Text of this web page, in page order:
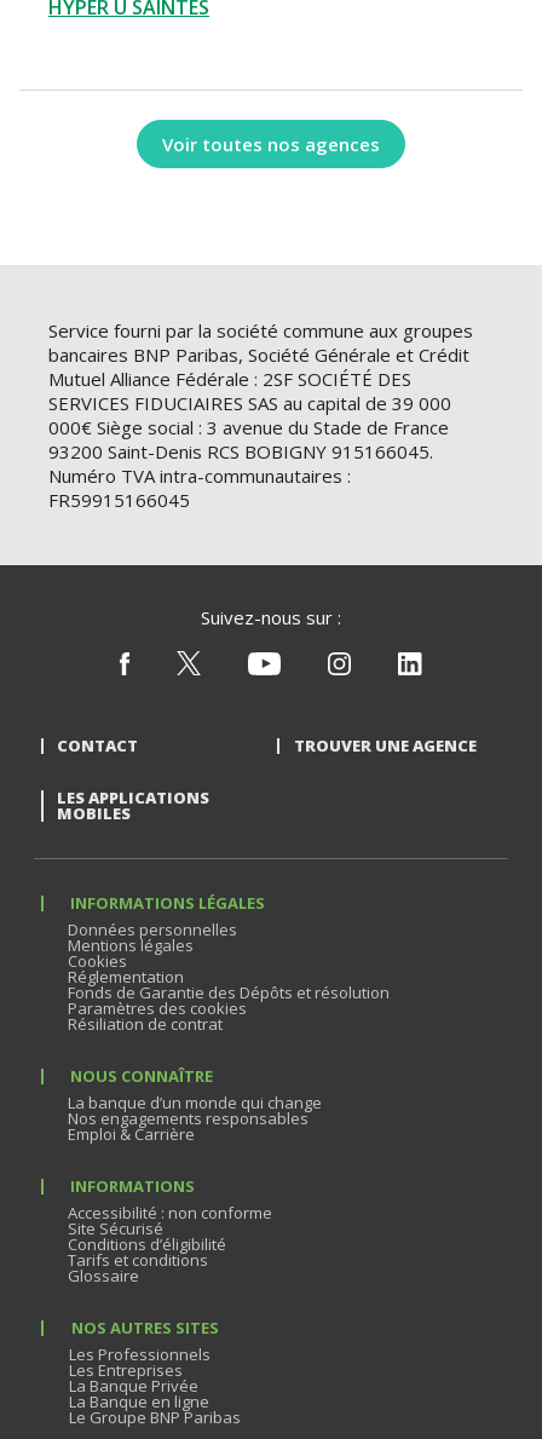
HYPER U SAINTES
Voir toutes nos agences
Service fourni par la société commune aux groupes
bancaires BNP Paribas, Société Générale et Crédit
Mutuel Alliance Fédérale : 2SF SOCIÉTÉ DES
SERVICES FIDUCIAIRES SAS au capital de 39 000
000€ Siège social : 3 avenue du Stade de France
93200 Saint-Denis RCS BOBIGNY 915166045.
Numéro TVA intra-communautaires :
FR59915166045
Suivez-nous sur :
CONTACT TROUVER UNE AGENCE
LES APPLICATIONS
MOBILES
INFORMATIONS LÉGALES
Données personnelles
Mentions légales
Cookies
Réglementation
Fonds de Garantie des Dépôts et résolution
Paramètres des cookies
Résiliation de contrat
NOUS CONNAÎTRE
La banque d’un monde qui change
Nos engagements responsables
Emploi & Carrière
INFORMATIONS
Accessibilité : non conforme
Site Sécurisé
Conditions d’éligibilité
Tarifs et conditions
Glossaire
NOS AUTRES SITES
Les Professionnels
Les Entreprises
La Banque Privée
La Banque en ligne
Le Groupe BNP Paribas